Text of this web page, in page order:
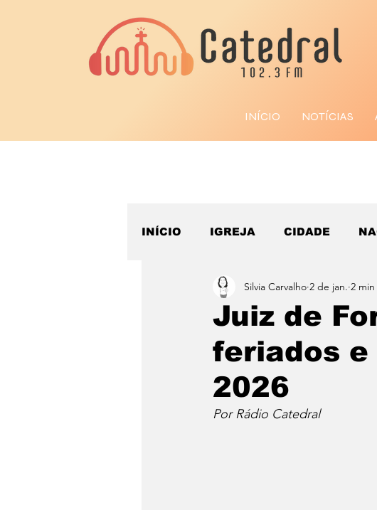
INÍCIO NOTÍCIAS
INÍCIO IGREJA CIDADE
ESPORTE
Juiz de
feriados
2026
Silvia Carvalho 2 de jan. 2
Por Rádio Catedral